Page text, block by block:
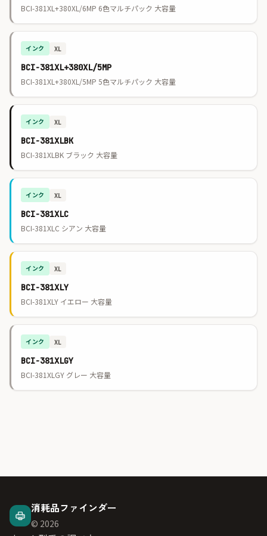
BCI-381XL+380XL/6MP 6色マルチパック 大容量
インク XL
BCI-381XL+380XL/5MP
BCI-381XL+380XL/5MP 5色マルチパック 大容量
インク XL
BCI-381XLBK
BCI-381XLBK ブラック 大容量
インク XL
BCI-381XLC
BCI-381XLC シアン 大容量
インク XL
BCI-381XLY
BCI-381XLY イエロー 大容量
インク XL
BCI-381XLGY
BCI-381XLGY グレー 大容量
消耗品ファインダー
© 2026